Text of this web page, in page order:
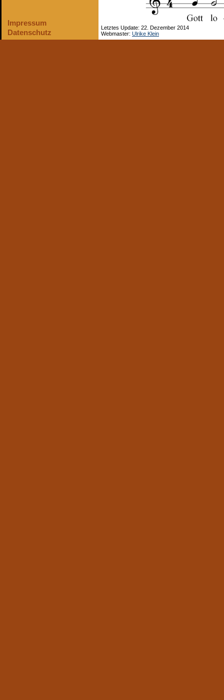
Impressum
Datenschutz
Letztes Update: 22. Dezember 2014
Webmaster: Ulrike Klein